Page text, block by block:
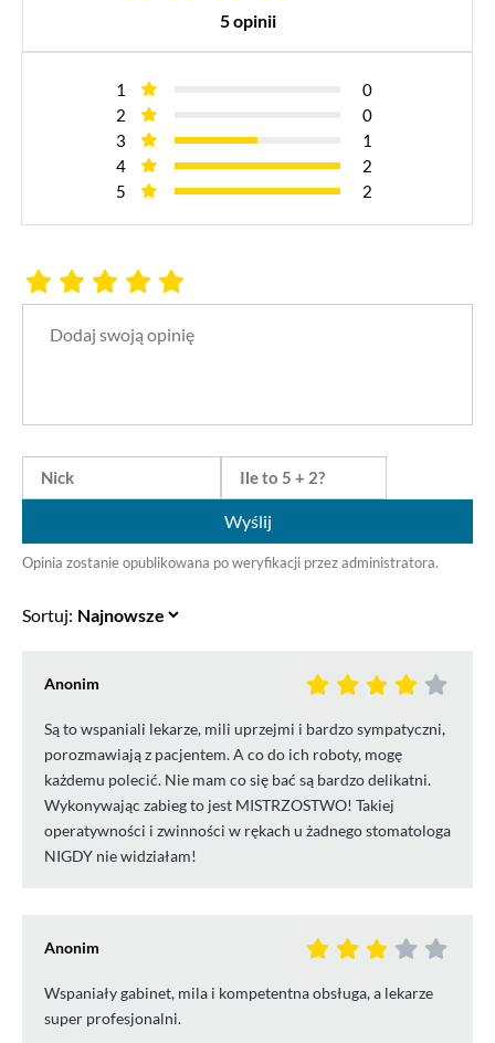
5 opinii
1
0
2
0
3
1
4
2
5
2
Wyślij
Opinia zostanie opublikowana po weryfikacji przez administratora.
Sortuj:
Anonim
Są to wspaniali lekarze, mili uprzejmi i bardzo sympatyczni,
porozmawiają z pacjentem. A co do ich roboty, mogę
każdemu polecić. Nie mam co się bać są bardzo delikatni.
Wykonywając zabieg to jest MISTRZOSTWO! Takiej
operatywności i zwinności w rękach u żadnego stomatologa
NIGDY nie widziałam!
Anonim
Wspaniały gabinet, mila i kompetentna obsługa, a lekarze
super profesjonalni.